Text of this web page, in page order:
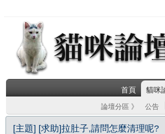
首頁 貓咪
論壇分區 》 公告
[主題] [求助]拉肚子,請問怎麼清理呢?